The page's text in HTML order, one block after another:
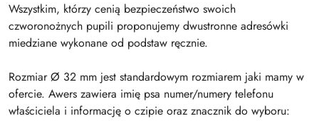
Wszystkim, którzy cenią bezpieczeństwo swoich
czworonożnych pupili proponujemy dwustronne adresówki
miedziane wykonane od podstaw ręcznie.
Rozmiar Ø 32 mm jest standardowym rozmiarem jaki mamy w
ofercie. Awers zawiera imię psa numer/numery telefonu
właściciela i informację o czipie oraz znacznik do wyboru: